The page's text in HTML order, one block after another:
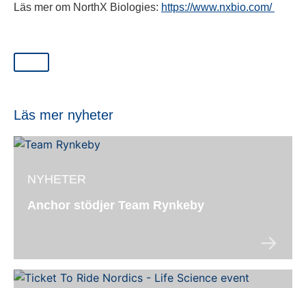
Läs mer om NorthX Biologies: https://www.nxbio.com/
Läs mer nyheter
NYHETER
Anchor stödjer Team Rynkeby